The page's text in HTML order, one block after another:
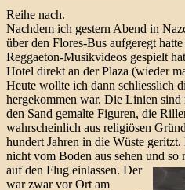
Reihe nach.
Nachdem ich gestern Abend in
über den Flores-Bus aufgeregt
Reggaeton-Musikvideos gespielt
Hotel direkt an der Plaza (wieder
Heute wollte ich dann schliesslich
hergekommen war. Die Linien sind
den Sand gemalte Figuren, die
wahrscheinlich aus religiösen
hundert Jahren in die Wüste
nicht vom Boden aus sehen und
auf den Flug einlassen. Der
war zwar vor Ort am